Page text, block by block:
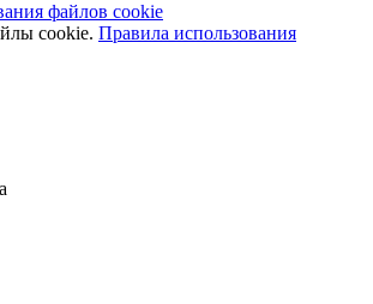
файлов cookie
cookie. Правила использования